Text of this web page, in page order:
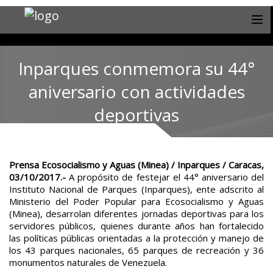
Inparques conmemora su 44°
aniversario con actividades
deportivas
Prensa Ecosocialismo y Aguas (Minea) / Inparques / Caracas,
03/10/2017.-A propósito de festejar el 44° aniversario del
Instituto Nacional de Parques (Inparques), ente adscrito al
Ministerio del Poder Popular para Ecosocialismo y Aguas
(Minea), desarrolan diferentes jornadas deportivas para los
servidores públicos, quienes durante años han fortalecido
las políticas públicas orientadas a la protección y manejo de
los 43 parques nacionales, 65 parques de recreación y 36
monumentos naturales de Venezuela.